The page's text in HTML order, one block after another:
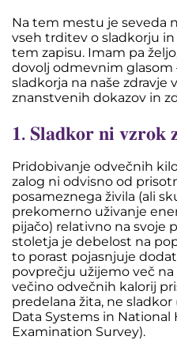
Na tem mestu je seveda
vseh trditev o sladkorju
tem zapisu. Imam pa
dovolj odmevnim glasom
sladkorja na naše
znanstvenih dokazov in
𝟏. 𝐒𝐥𝐚𝐝𝐤𝐨𝐫 𝐧𝐢 𝐯𝐳𝐫𝐨𝐤
Pridobivanje odvečnih
zalog ni odvisno od
posameznega živila (ali
prekomerno uživanje
pijačo) relativno na svoje
stoletja je debelost na
to porast pojasnjuje
povprečju užijemo več
večino odvečnih kalorij
predelana žita, ne sladkor
Data Systems in
Examination Survey).